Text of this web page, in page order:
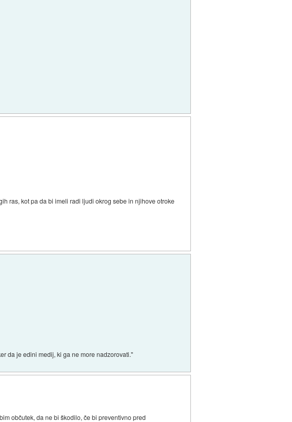
ras, kot pa da bi imeli radi ljudi okrog sebe in njihove otroke
da je edini medij, ki ga ne more nadzorovati."
občutek, da ne bi škodilo, če bi preventivno pred